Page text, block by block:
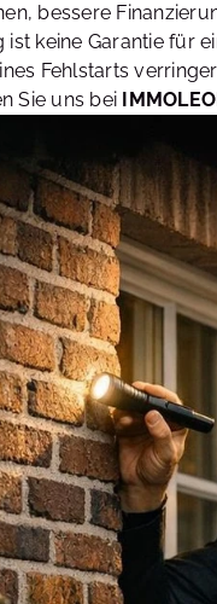
bessere
keine Garantie für
Fehlstarts
Sie uns bei